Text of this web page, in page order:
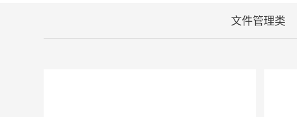
文件管理类